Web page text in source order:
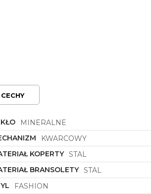
CECHY
MINERALNE
KWARCOWY
KOPERTY STAL
BRANSOLETY STAL
FASHION